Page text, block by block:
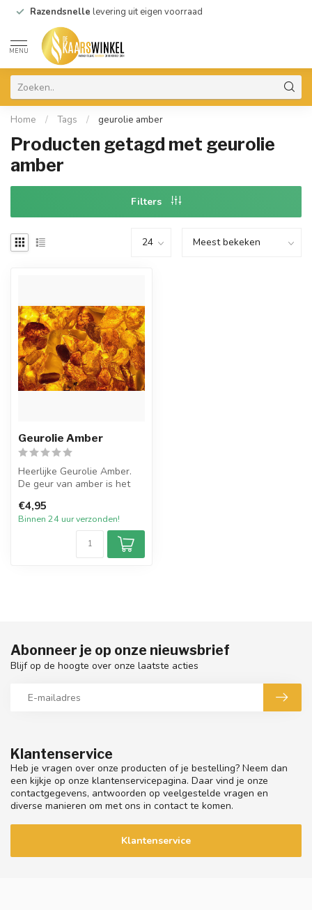
Razendsnelle levering uit eigen voorraad
MENU
Home / Tags / geurolie amber
Producten getagd met geurolie
amber
Filters
Geurolie Amber
Heerlijke Geurolie Amber.
De geur van amber is het
een ...
€4,95
Binnen 24 uur verzonden!
Klantenservice
Heb je vragen over onze producten of je bestelling? Neem dan
een kijkje op onze klantenservicepagina. Daar vind je onze
contactgegevens, antwoorden op veelgestelde vragen en
diverse manieren om met ons in contact te komen.
Klantenservice
Abonneer je op onze nieuwsbrief
Blijf op de hoogte over onze laatste acties